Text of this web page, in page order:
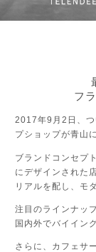
フ
2017年9月2日、
プショップが青山
ブランドコンセプ
にデザインされた
リアルを配し、モ
注目のラインナッ
国内外でバイイン
さらに、カフェサ